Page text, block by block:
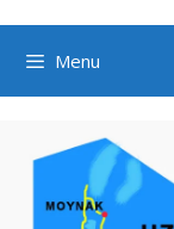
Menu